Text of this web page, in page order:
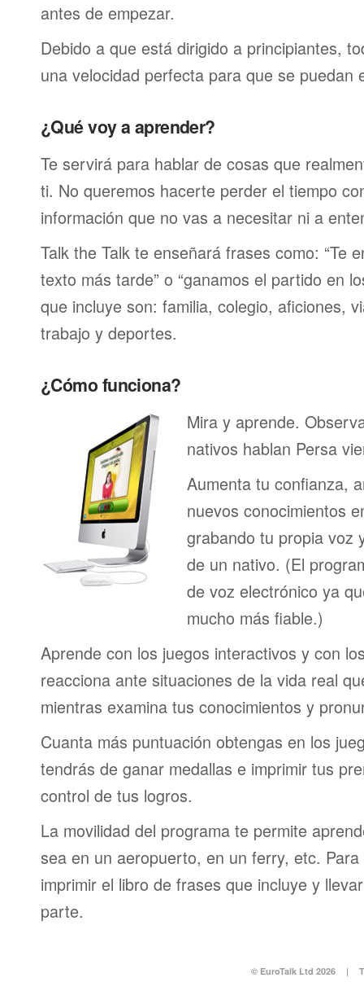
antes de empezar.
Debido a que está dirigido a principiantes,
una velocidad perfecta para que se puedan
¿Qué voy a aprender?
Te servirá para hablar de cosas que
ti. No queremos hacerte perder el tiempo
información que no vas a necesitar ni a
Talk the Talk te enseñará frases como: “Te
texto más tarde” o “ganamos el partido en
que incluye son: familia, colegio, aficiones,
trabajo y deportes.
¿Cómo funciona?
Mira y aprende.
nativos hablan Persa
Aumenta tu confianza,
nuevos conocimientos
grabando tu propia voz
de un nativo. (El
de voz electrónico ya
mucho más fiable.)
Aprende con los juegos interactivos y con
reacciona ante situaciones de la vida real
mientras examina tus conocimientos y
Cuanta más puntuación obtengas en los
tendrás de ganar medallas e imprimir tus
control de tus logros.
La movilidad del programa te permite
sea en un aeropuerto, en un ferry, etc.
imprimir el libro de frases que incluye y
parte.
© EuroTalk Ltd 2026 |